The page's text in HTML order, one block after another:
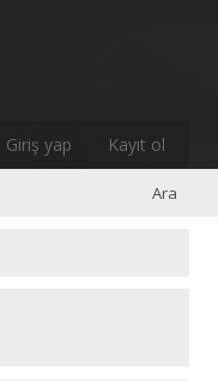
Giriş yap Kayıt ol
Ara